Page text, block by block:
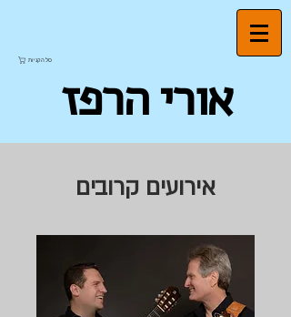
סל הקניות
אורי הרפז
אירועים קרובים